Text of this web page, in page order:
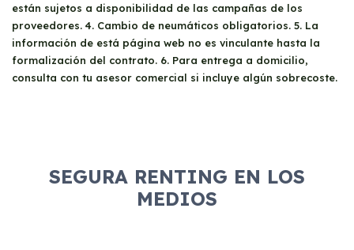
están sujetos a disponibilidad de las campañas de los
proveedores. 4. Cambio de neumáticos obligatorios. 5. La
información de está página web no es vinculante hasta la
formalización del contrato. 6. Para entrega a domicilio,
consulta con tu asesor comercial si incluye algún sobrecoste.
SEGURA RENTING EN LOS
MEDIOS